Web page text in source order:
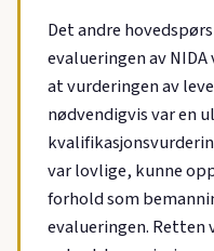
Det andre
evalueringen av
at vurderingen av
nødvendigvis var en
var lovlige, kunne
forhold som
evalueringen. Retten